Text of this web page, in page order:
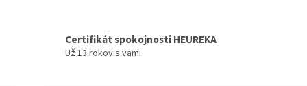
Certifikát spokojnosti HEUREKA
Už 13 rokov s vami